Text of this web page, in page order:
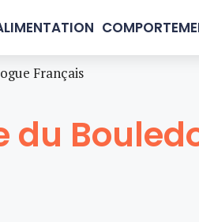
Français
du